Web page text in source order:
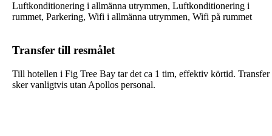
Luftkonditionering i allmänna utrymmen, Luftkonditionering i
rummet, Parkering, Wifi i allmänna utrymmen, Wifi på rummet
Transfer till resmålet
Till hotellen i Fig Tree Bay tar det ca 1 tim, effektiv körtid. Transfer
sker vanligtvis utan Apollos personal.